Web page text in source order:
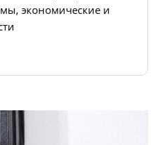
экономические и